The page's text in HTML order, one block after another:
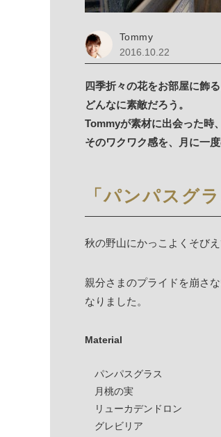
Tommy
2016.10.22
四季折々の花をお部屋に飾
どんなに素敵だろう。
Tommyが素材に出会った時
そのワクワク感を、月に一
「パンパスグ
秋の野山にかっこよくそび
親分さまのプライドを崩さ
なりました。
Material
パンパスグラス
月桃の実
リューカデンドロン
グレビリア